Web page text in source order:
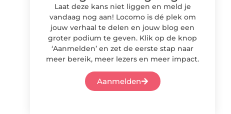
Laat deze kans niet liggen en meld je
vandaag nog aan! Locomo is dé plek om
jouw verhaal te delen en jouw blog een
groter podium te geven. Klik op de knop
‘Aanmelden’ en zet de eerste stap naar
meer bereik, meer lezers en meer impact.
Aanmelden